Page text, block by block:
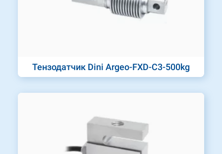
Тензодатчик Dini Argeo-FXD-C3-500kg